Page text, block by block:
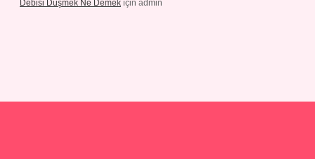
Debisi Düşmek Ne Demek için admin